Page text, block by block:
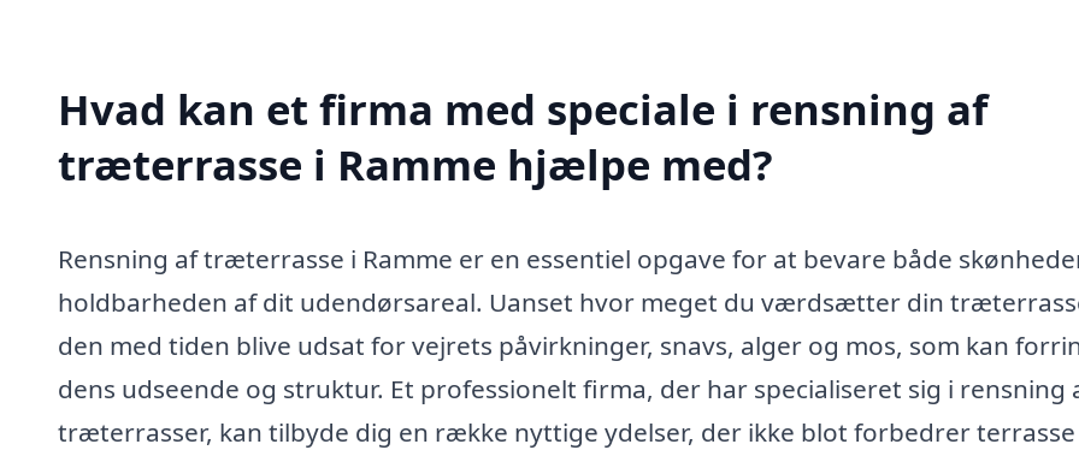
Hvad kan et firma med speciale i rensning af
træterrasse i Ramme hjælpe med?
Rensning af træterrasse i Ramme er en essentiel opgave for at bevare både
holdbarheden af dit udendørsareal. Uanset hvor meget du værdsætter din
den med tiden blive udsat for vejrets påvirkninger, snavs, alger og mos, som kan
dens udseende og struktur. Et professionelt firma, der har specialiseret sig i rensning
træterrasser, kan tilbyde dig en række nyttige ydelser, der ikke blot forbedrer terrasse